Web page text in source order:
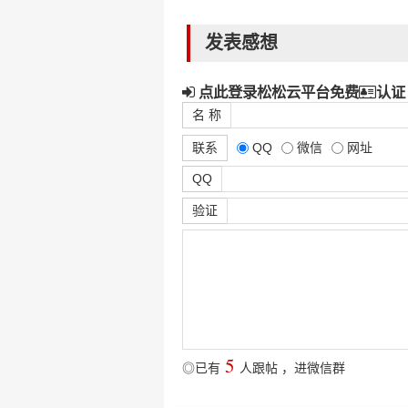
发表感想
点此登录松松云平台免费 认证
名 称
联系 QQ 微信 网址
QQ
验证
◎已有 5 人跟帖 ， 进微信群